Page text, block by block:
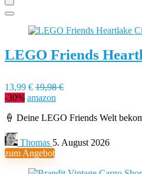
LEGO Friends
13,99 € 19,98 €
-30% amazon
🍦 Deine LEGO Friends Welt
Thomas 5. August 2026
zum Angebot